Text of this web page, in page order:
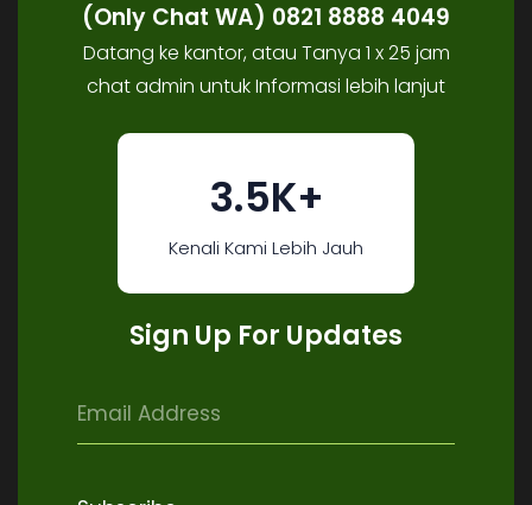
(Only Chat WA) 0821 8888 4049
Datang ke kantor, atau Tanya 1 x 25 jam
chat admin untuk Informasi lebih lanjut
3.5K+
Kenali Kami Lebih Jauh
Sign Up For Updates